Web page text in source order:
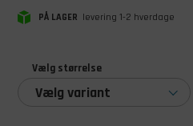
PÅ LAGER levering 1-2 hverdage
Vælg størrelse
Vælg variant